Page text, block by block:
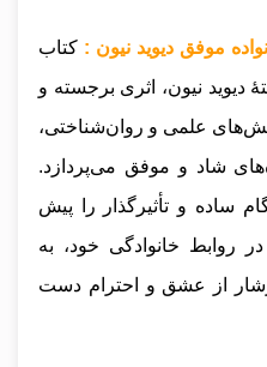
کتاب
دیوید نیون، اثری برجسته و
علمی و روان‌شناختی،
شاد و موفق می‌پردازد.
کتاب به خوانندگان ۱۰۰ گام ساده و تأثیرگذار را پیش
روابط خانوادگی خود، به
از عشق و احترام دست